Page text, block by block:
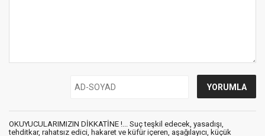
OKUYUCULARIMIZIN DİKKATİNE !... Suç teşkil edecek, yasadışı,
tehditkar, rahatsız edici, hakaret ve küfür içeren, aşağılayıcı, küçük